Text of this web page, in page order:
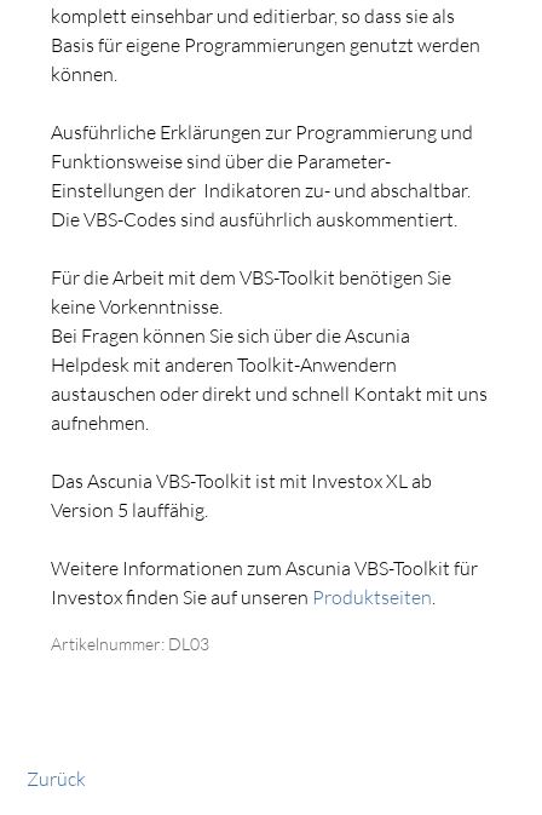
komplett einsehbar und editierbar, so dass sie als
Basis für eigene Programmierungen genutzt werden
können.
Ausführliche Erklärungen zur Programmierung und
Funktionsweise sind über die Parameter-
Einstellungen der Indikatoren zu- und abschaltbar.
Die VBS-Codes sind ausführlich auskommentiert.
Für die Arbeit mit dem VBS-Toolkit benötigen Sie
keine Vorkenntnisse.
Bei Fragen können Sie sich über die Ascunia
Helpdesk mit anderen Toolkit-Anwendern
austauschen oder direkt und schnell Kontakt mit uns
aufnehmen.
Das Ascunia VBS-Toolkit ist mit Investox XL ab
Version 5 lauffähig.
Weitere Informationen zum Ascunia VBS-Toolkit für
Investox finden Sie auf unseren Produktseiten
Artikelnummer: DL03
Zurück